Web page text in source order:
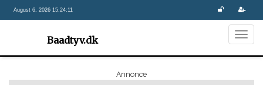
August 6, 2026 15:24:12
Baadtyv.dk
Annonce